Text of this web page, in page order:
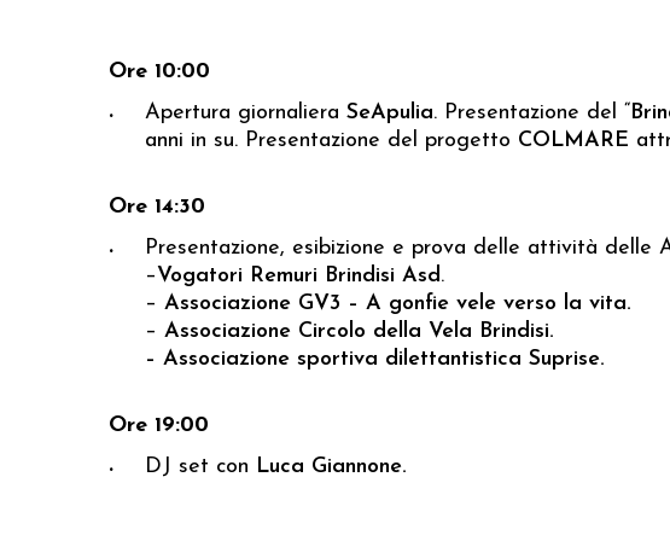
Ore 10:00
Apertura giornaliera SeApulia. Presentazione del “
anni in su. Presentazione del progetto COLMARE
Ore 14:30
Presentazione, esibizione e prova delle attività delle
–Vogatori Remuri Brindisi Asd .
– Associazione GV3 – A gonfie vele verso la vita.
– Associazione Circolo della Vela Brindisi.
– Associazione sportiva dilettantistica Suprise.
Ore 19:00
DJ set con Luca Giannone.